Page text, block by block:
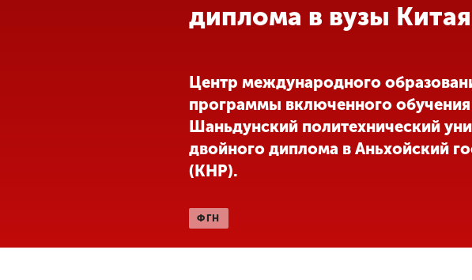
диплома в вузы Китая
Центр международного
программы включенного обучения
Шаньдунский политехнический
двойного диплома в Аньхойский
(КНР).
ФГН